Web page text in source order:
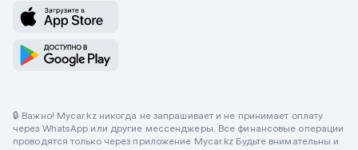
🔒 Важно! Mycar.kz никогда не запрашивает и не принимает оплату
через WhatsApp или другие мессенджеры. Все финансовые операции
проводятся только через приложение Mycar.kz Будьте внимательны и